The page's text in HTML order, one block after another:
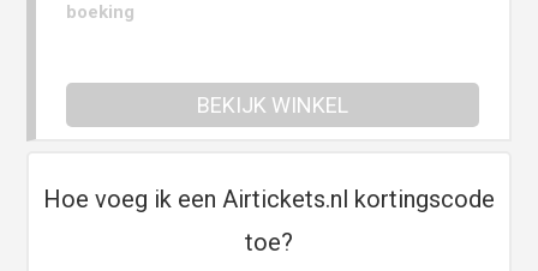
boeking
BEKIJK WINKEL
Hoe voeg ik een Airtickets.nl kortingscode
toe?